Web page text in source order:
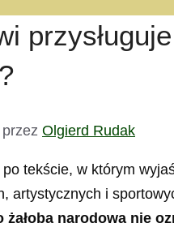
przez Olgierd Rudak
tekście, w którym
artystycznych i
narodowa nie